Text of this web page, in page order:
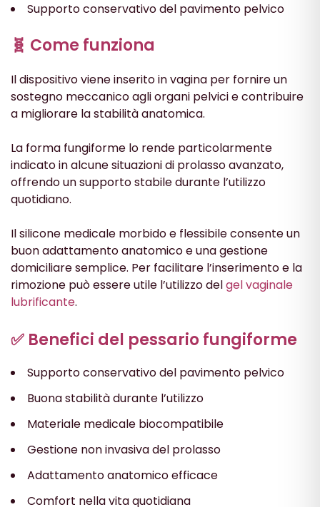
Supporto conservativo del pavimento pelvico
🧬 Come funziona
Il dispositivo viene inserito in vagina per fornire un
sostegno meccanico agli organi pelvici e contribuire
a migliorare la stabilità anatomica.
La forma fungiforme lo rende particolarmente
indicato in alcune situazioni di prolasso avanzato,
offrendo un supporto stabile durante l’utilizzo
quotidiano.
Il silicone medicale morbido e flessibile consente un
buon adattamento anatomico e una gestione
domiciliare semplice. Per facilitare l’inserimento e la
rimozione può essere utile l’utilizzo delgel vaginale
lubrificante.
✅ Benefici del pessario fungiforme
Supporto conservativo del pavimento pelvico
Buona stabilità durante l’utilizzo
Materiale medicale biocompatibile
Gestione non invasiva del prolasso
Adattamento anatomico efficace
Comfort nella vita quotidiana